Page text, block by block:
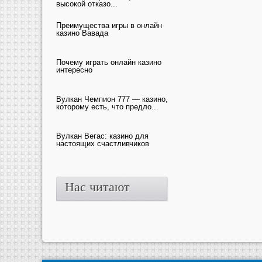
высокой отказо...
Преимущества игры в онлайн
казино Вавада
Почему играть онлайн казино
интересно
Вулкан Чемпион 777 — казино,
которому есть, что предло...
Вулкан Вегас: казино для
настоящих счастливчиков
Нас читают